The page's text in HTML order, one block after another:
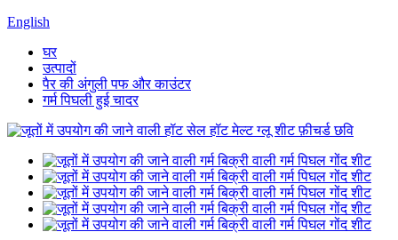
English
घर
उत्पादों
पैर की अंगुली पफ और काउंटर
गर्म पिघली हुई चादर